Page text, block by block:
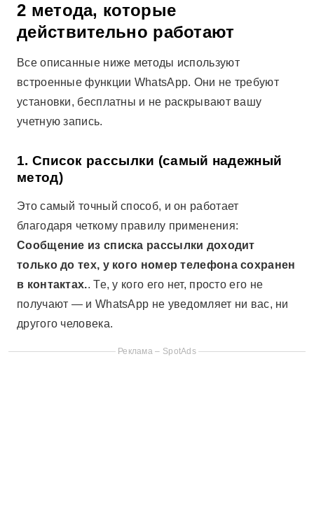
2 метода, которые
действительно работают
Все описанные ниже методы используют
встроенные функции WhatsApp. Они не требуют
установки, бесплатны и не раскрывают вашу
учетную запись.
1. Список рассылки (самый надежный
метод)
Это самый точный способ, и он работает
благодаря четкому правилу применения:
Сообщение из списка рассылки доходит
только до тех, у кого номер телефона сохранен
в контактах.. Те, у кого его нет, просто его не
получают — и WhatsApp не уведомляет ни вас, ни
другого человека.
Реклама – SpotAds